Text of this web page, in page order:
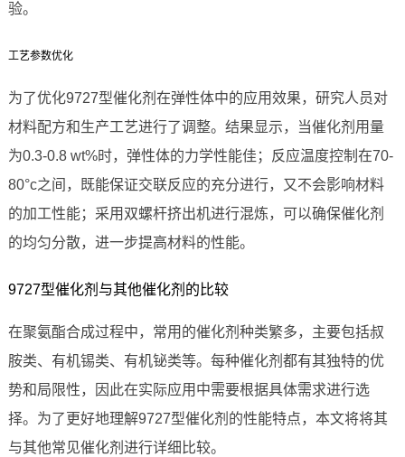
验。
工艺参数优化
为了优化9727型催化剂在弹性体中的应用效果，研究人员对
材料配方和生产工艺进行了调整。结果显示，当催化剂用量
为0.3-0.8 wt%时，弹性体的力学性能佳；反应温度控制在70-
80°c之间，既能保证交联反应的充分进行，又不会影响材料
的加工性能；采用双螺杆挤出机进行混炼，可以确保催化剂
的均匀分散，进一步提高材料的性能。
9727型催化剂与其他催化剂的比较
在聚氨酯合成过程中，常用的催化剂种类繁多，主要包括叔
胺类、有机锡类、有机铋类等。每种催化剂都有其独特的优
势和局限性，因此在实际应用中需要根据具体需求进行选
择。为了更好地理解9727型催化剂的性能特点，本文将将其
与其他常见催化剂进行详细比较。